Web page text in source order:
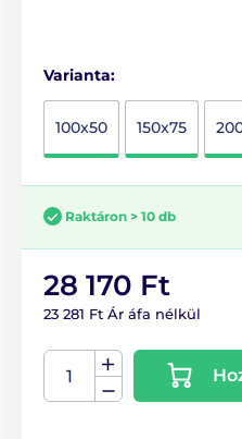
Varianta:
100x50 150x75
Raktáron > 10 db
28 170 Ft
23 281 Ft Ár áfa nélkül